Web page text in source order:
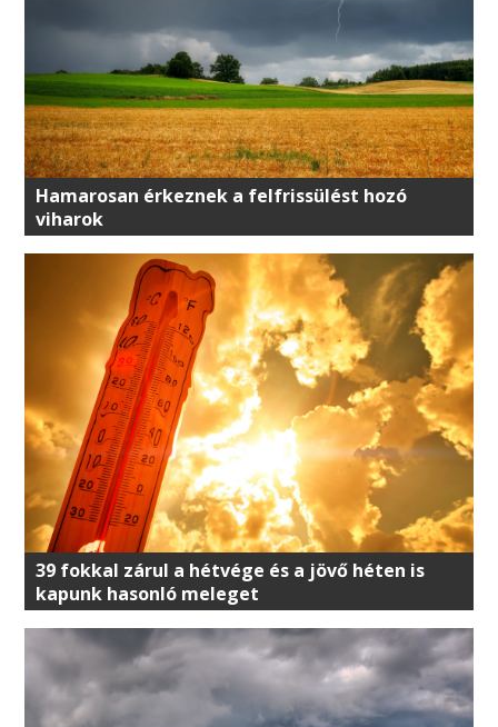
Hamarosan érkeznek a felfrissülést hozó
viharok
39 fokkal zárul a hétvége és a jövő héten is
kapunk hasonló meleget